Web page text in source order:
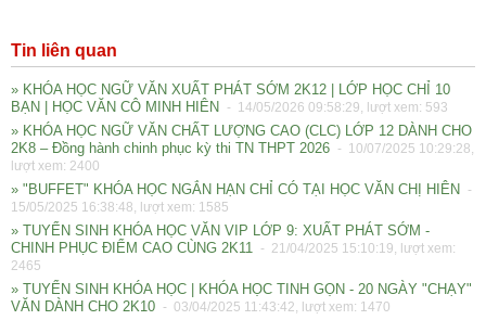
Tin liên quan
» KHÓA HỌC NGỮ VĂN XUẤT PHÁT SỚM 2K12 | LỚP HỌC CHỈ 10
BẠN | HỌC VĂN CÔ MINH HIÊN
- 14/05/2026 09:58:29, lượt xem: 593
» KHÓA HỌC NGỮ VĂN CHẤT LƯỢNG CAO (CLC) LỚP 12 DÀNH CHO
2K8 – Đồng hành chinh phục kỳ thi TN THPT 2026 - 10/07/2025 10:29:28,
lượt xem: 2400
» "BUFFET" KHÓA HỌC NGẮN HẠN CHỈ CÓ TẠI HỌC VĂN CHỊ HIÊN
-
15/05/2025 16:38:48, lượt xem: 1585
» TUYỂN SINH KHÓA HỌC VĂN VIP LỚP 9: XUẤT PHÁT SỚM -
CHINH PHỤC ĐIỂM CAO CÙNG 2K11
- 21/04/2025 15:10:19, lượt xem:
2465
» TUYỂN SINH KHÓA HỌC | KHÓA HỌC TINH GỌN - 20 NGÀY "CHẠY"
VĂN DÀNH CHO 2K10 - 03/04/2025 11:43:42, lượt xem: 1470